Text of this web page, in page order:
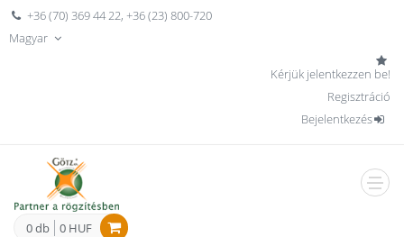
+36 (70) 369 44 22,+36 (23) 800-720
Magyar
Kérjük jelentkezzen be!
Regisztráció
Bejelentkezés
0 db 0 HUF